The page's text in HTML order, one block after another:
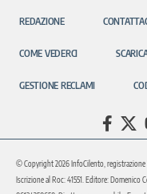
REDAZIONE
COME VEDERCI
GESTIONE RECLAMI
© Copyright 2026 InfoCilento, registrazione
Iscrizione al Roc: 41551. Editore: Domenico